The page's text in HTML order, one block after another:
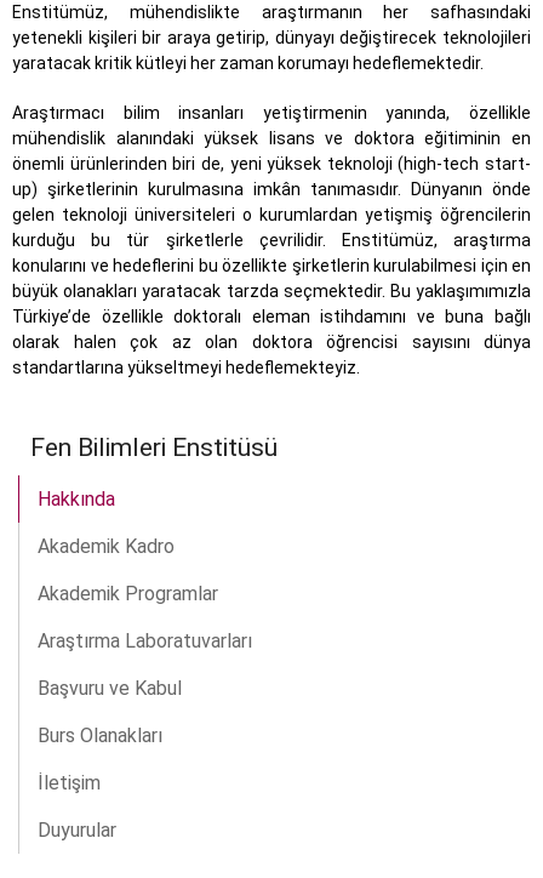
Enstitümüz, mühendislikte araştırmanın her safhasındaki
yetenekli kişileri bir araya getirip, dünyayı değiştirecek teknolojileri
yaratacak kritik kütleyi her zaman korumayı hedeflemektedir.
Araştırmacı bilim insanları yetiştirmenin yanında, özellikle
mühendislik alanındaki yüksek lisans ve doktora eğitiminin en
önemli ürünlerinden biri de, yeni yüksek teknoloji (high-tech start-
up) şirketlerinin kurulmasına imkân tanımasıdır. Dünyanın önde
gelen teknoloji üniversiteleri o kurumlardan yetişmiş öğrencilerin
kurduğu bu tür şirketlerle çevrilidir. Enstitümüz, araştırma
konularını ve hedeflerini bu özellikte şirketlerin kurulabilmesi için en
büyük olanakları yaratacak tarzda seçmektedir. Bu yaklaşımımızla
Türkiye’de özellikle doktoralı eleman istihdamını ve buna bağlı
olarak halen çok az olan doktora öğrencisi sayısını dünya
standartlarına yükseltmeyi hedeflemekteyiz.
Fen Bilimleri Enstitüsü
Hakkında
Akademik Kadro
Akademik Programlar
Araştırma Laboratuvarları
Başvuru ve Kabul
Burs Olanakları
İletişim
Duyurular